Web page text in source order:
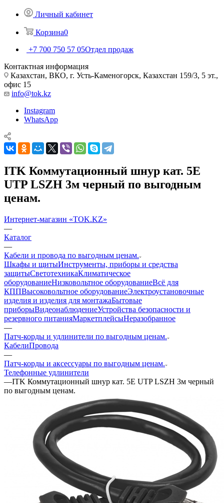
Личный кабинет
Корзина0
+7 700 750 57 05Отдел продаж
Контактная информация
Казахстан, ВКО, г. Усть-Каменогорск, Казахстан 159/3, 5 эт.,
офис 15
info@tok.kz
Instagram
WhatsApp
ITK Коммутационный шнур кат. 5Е
UTP LSZH 3м черный по выгодным
ценам.
Интернет-магазин «TOK.KZ»
—
Каталог
—
Кабели и провода по выгодным ценам.
Шкафы и щитыИнструменты, приборы и средства
защитыСветотехникаКлиматическое
оборудованиеНизковольтное оборудованиеВсё для
КППВысоковольтное оборудованиеЭлектроустановочные
изделия и изделия для монтажаБытовые
приборыВидеонаблюдениеУстройства безопасности и
резервного питанияМаркетплейсыНеразобранное
—
Патч-корды и удлинители по выгодным ценам.
КабелиПровода
—
Патч-корды и аксессуары по выгодным ценам.
Телефонные удлинители
—ITK Коммутационный шнур кат. 5Е UTP LSZH 3м черный
по выгодным ценам.